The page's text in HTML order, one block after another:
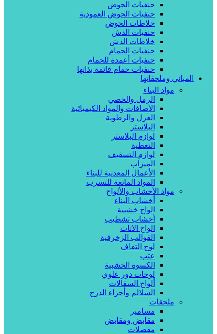
حنفيات الحوض
حنفيات الحوض العمودية
خلاطات الحوض
حنفيات الدش
خلاطات الدش
حنفيات الحمام
حنفيات أعمدة للحمام
حنفيات حمام قائمة بذاتها
المباني وملحقاتها
مواد البناء
الرمل والحصي
الأضافات والمواد الكيميائية
العزل والرطوبة
البلاستر
لوازم البلاستر
التغطية
لوازم التسقيف
الميزاب
الأعمال المعدنية للبناء
المواد المانعة للتسرب
مواد الأخشاب والألواح
أخشاب البناء
الواح خشبية
أخشاب تشطيب
الواح الاثاث
القوالب الزخرفية
لوح التفاف
عتب
الكسوة الخشبية
لوحات دور علوي
ألواح السقالات
السلالم وأجزاء الدرج
ملحقات
مسامير
مقابض ومقابض
مفصلات